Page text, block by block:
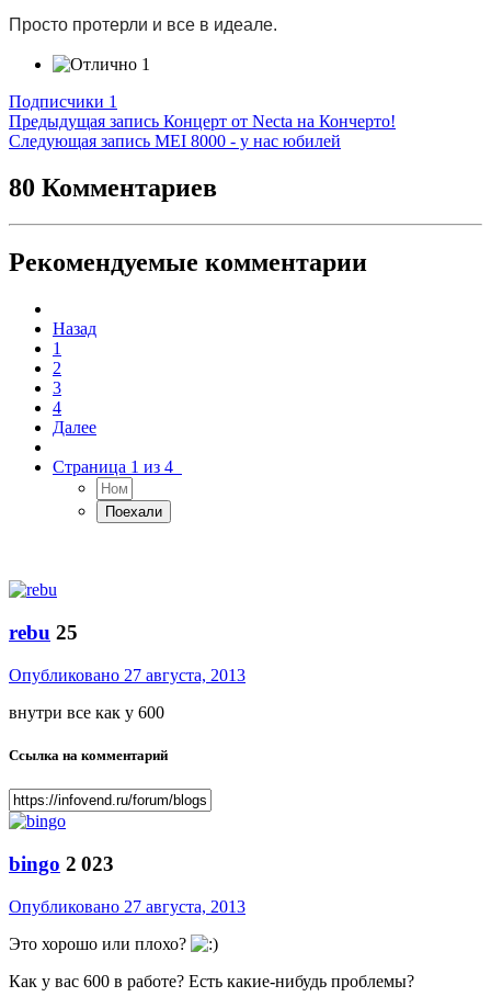
Просто протерли и все в идеале.
1
Подписчики 1
Предыдущая запись Концерт от Necta на Кончерто!
Следующая запись MEI 8000 - у нас юбилей
80 Комментариев
Рекомендуемые комментарии
Назад
1
2
3
4
Далее
Страница 1 из 4
rebu 25
Опубликовано 27 августа, 2013
внутри все как у 600
Ссылка на комментарий
bingo 2 023
Опубликовано 27 августа, 2013
Это хорошо или плохо?
Как у вас 600 в работе? Есть какие-нибудь проблемы?